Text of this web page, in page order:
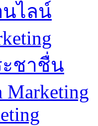
ไลน์
ะชาชื่น
Marketing